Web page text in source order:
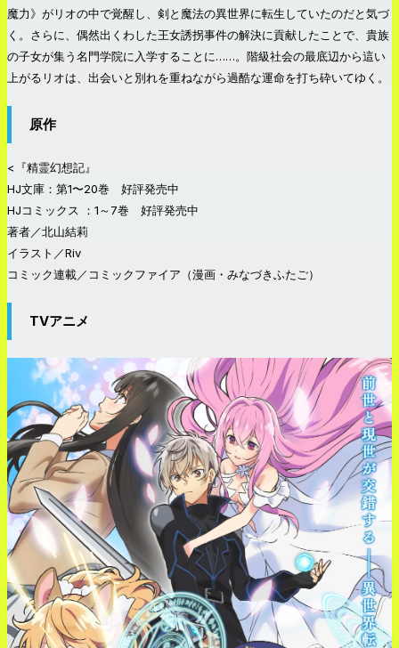
魔力》がリオの中で覚醒し、剣と魔法の異世界に転生していたのだと気づ
く。さらに、偶然出くわした王女誘拐事件の解決に貢献したことで、貴族
の子女が集う名門学院に入学することに……。階級社会の最底辺から這い
上がるリオは、出会いと別れを重ねながら過酷な運命を打ち砕いてゆく。
原作
<『精霊幻想記』
HJ文庫：第1〜20巻 好評発売中
HJコミックス ：1～7巻 好評発売中
著者／北山結莉
イラスト／Riv
コミック連載／コミックファイア（漫画・みなづきふたご）
TVアニメ